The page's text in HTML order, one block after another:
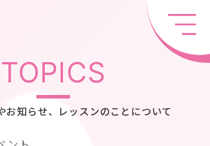
TOPICS
お知らせ、レッスンのことについて